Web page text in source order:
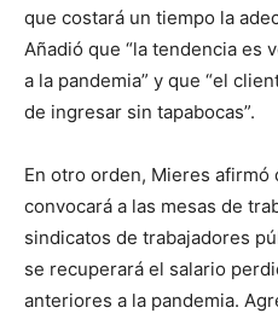
que costará un tiempo la
Añadió que “la tendencia es
a la pandemia” y que “el
de ingresar sin tapabocas”.
En otro orden, Mieres afirmó
convocará a las mesas de
sindicatos de trabajadores
se recuperará el salario
anteriores a la pandemia.